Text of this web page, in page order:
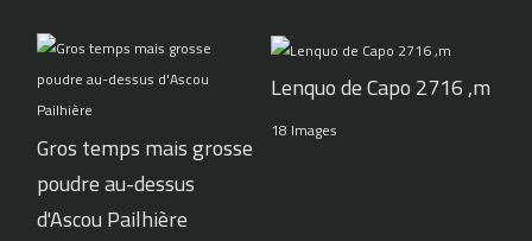
Gros temps mais grosse
poudre au-dessus
d'Ascou Pailhière
Lenquo de Capo 2716 ,m
18 Images